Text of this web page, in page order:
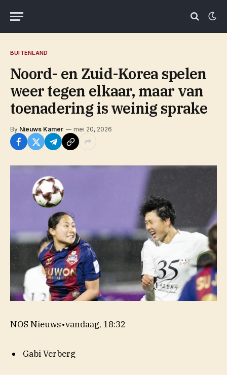
BUITENLAND
Noord- en Zuid-Korea spelen
weer tegen elkaar, maar van
toenadering is weinig sprake
By Nieuws Kamer mei 20, 2026
NOS Nieuws•vandaag, 18:32
Gabi Verberg